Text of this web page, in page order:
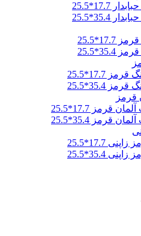
17.7*25.5
35.4*25.5
17.7*25.5
35.4*25.5
قرمز
قرمز 17.7*25.5
قرمز 35.4*25.5
17.7*25.5
35.4*25.5